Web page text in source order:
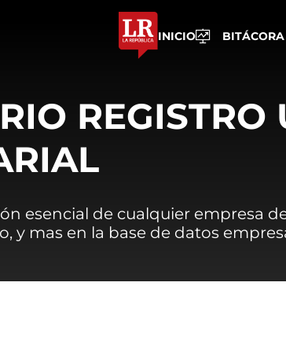
INICIO
REGISTRO
esencial de cualquier empresa
y mas en la base de datos